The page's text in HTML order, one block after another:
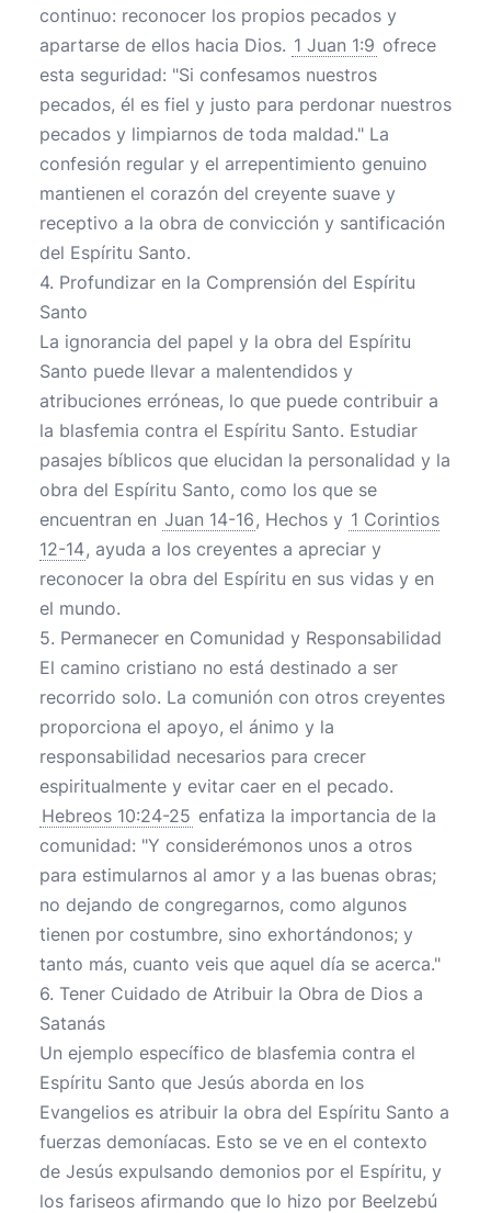
continuo: reconocer los propios pecados y
apartarse de ellos hacia Dios. 1 Juan 1:9 ofrece
esta seguridad: "Si confesamos nuestros
pecados, él es fiel y justo para perdonar nuestros
pecados y limpiarnos de toda maldad." La
confesión regular y el arrepentimiento genuino
mantienen el corazón del creyente suave y
receptivo a la obra de convicción y santificación
del Espíritu Santo.
4. Profundizar en la Comprensión del Espíritu
Santo
La ignorancia del papel y la obra del Espíritu
Santo puede llevar a malentendidos y
atribuciones erróneas, lo que puede contribuir a
la blasfemia contra el Espíritu Santo. Estudiar
pasajes bíblicos que elucidan la personalidad y la
obra del Espíritu Santo, como los que se
encuentran en Juan 14-16, Hechos y 1 Corintios
12-14, ayuda a los creyentes a apreciar y
reconocer la obra del Espíritu en sus vidas y en
el mundo.
5. Permanecer en Comunidad y Responsabilidad
El camino cristiano no está destinado a ser
recorrido solo. La comunión con otros creyentes
proporciona el apoyo, el ánimo y la
responsabilidad necesarios para crecer
espiritualmente y evitar caer en el pecado.
Hebreos 10:24-25 enfatiza la importancia de la
comunidad: "Y considerémonos unos a otros
para estimularnos al amor y a las buenas obras;
no dejando de congregarnos, como algunos
tienen por costumbre, sino exhortándonos; y
tanto más, cuanto veis que aquel día se acerca."
6. Tener Cuidado de Atribuir la Obra de Dios a
Satanás
Un ejemplo específico de blasfemia contra el
Espíritu Santo que Jesús aborda en los
Evangelios es atribuir la obra del Espíritu Santo a
fuerzas demoníacas. Esto se ve en el contexto
de Jesús expulsando demonios por el Espíritu, y
los fariseos afirmando que lo hizo por Beelzebú